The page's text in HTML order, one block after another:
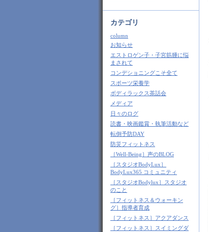
カテゴリ
column
お知らせ
エストロゲン子・子宮筋腫に悩
まされて
コンデショニングこそ全て
スポーツ栄養学
ボディラックス茶話会
メディア
日々のログ
読書・映画鑑賞・執筆活動など
転倒予防DAY
防災フィットネス
［Well-Being］声のBLOG
［スタジオBodyLux］
BodyLux365 コミュニティ
［スタジオBodylux］スタジオ
のこと
［フィットネス＆ウォーキン
グ］指導者育成
［フィットネス］アクアダンス
［フィットネス］スイミングダ